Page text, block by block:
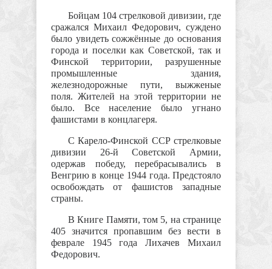
Бойцам 104 стрелковой дивизии, где
сражался Михаил Федорович, суждено
было увидеть сожжённые до основания
города и поселки как Советской, так и
Финской территории, разрушенные
промышленные здания,
железнодорожные пути, выжженые
поля. Жителей на этой территории не
было. Все население было угнано
фашистами в концлагеря.
С Карело-Финской ССР стрелковые
дивизии 26-й Советской Армии,
одержав победу, перебрасывались в
Венгрию в конце 1944 года. Предстояло
освобождать от фашистов западные
страны.
В Книге Памяти, том 5, на странице
405 значится пропавшим без вести в
феврале 1945 года Лихачев Михаил
Федорович.